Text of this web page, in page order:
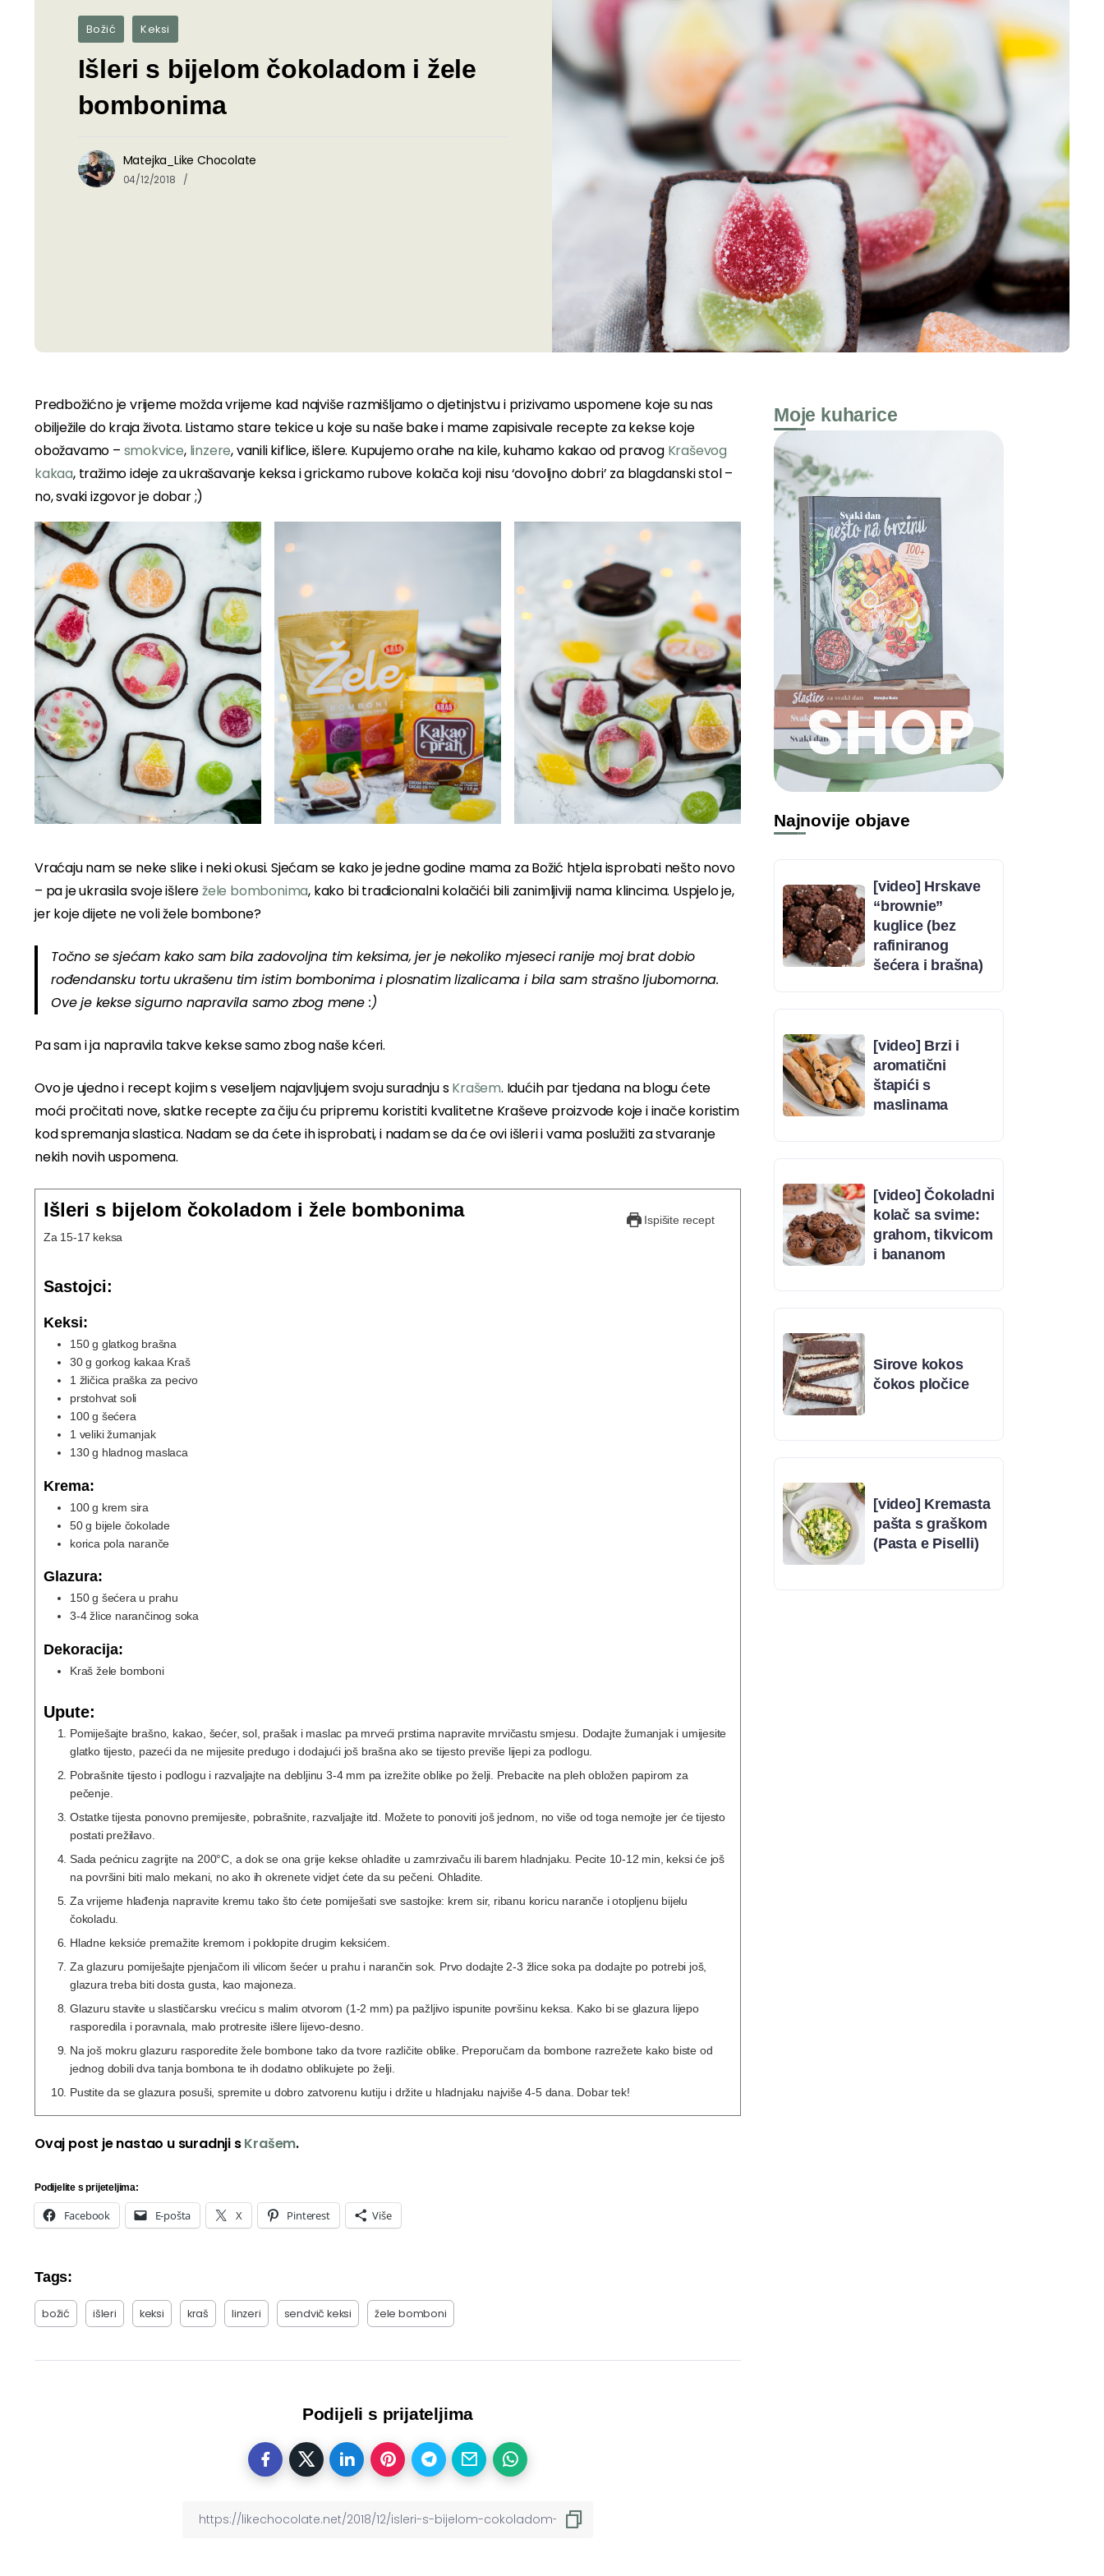
Božić Keksi
Išleri s bijelom čokoladom i žele
bombonima
Matejka_Like Chocolate
04/12/2018
Predbožićno je vrijeme možda vrijeme kad najviše razmišljamo o djetinjstvu i prizivamo uspomene koje su nas
obilježile do kraja života. Listamo stare tekice u koje su naše bake i mame zapisivale recepte za kekse koje
obožavamo – smokvice, linzere, vanili kiflice, išlere. Kupujemo orahe na kile, kuhamo kakao od pravog Kraševog
kakaa, tražimo ideje za ukrašavanje keksa i grickamo rubove kolača koji nisu ‘dovoljno dobri’ za blagdanski stol –
no, svaki izgovor je dobar ;)
Vraćaju nam se neke slike i neki okusi. Sjećam se kako je jedne godine mama za Božić htjela isprobati nešto novo
– pa je ukrasila svoje išlerežele bombonima, kako bi tradicionalni kolačići bili zanimljiviji nama klincima. Uspjelo je,
jer koje dijete ne voli žele bombone?
Točno se sjećam kako sam bila zadovoljna tim keksima, jer je nekoliko mjeseci ranije moj brat dobio
rođendansku tortu ukrašenu tim istim bombonima i plosnatim lizalicama i bila sam strašno ljubomorna.
Ove je kekse sigurno napravila samo zbog mene :)
Pa sam i ja napravila takve kekse samo zbog naše kćeri.
Ovo je ujedno i recept kojim s veseljem najavljujem svoju suradnju sKrašem. Idućih par tjedana na blogu ćete
moći pročitati nove, slatke recepte za čiju ću pripremu koristiti kvalitetne Kraševe proizvode koje i inače koristim
kod spremanja slastica. Nadam se da ćete ih isprobati, i nadam se da će ovi išleri i vama poslužiti za stvaranje
nekih novih uspomena.
Ispišite recept
Išleri s bijelom čokoladom i žele bombonima
Za 15-17 keksa
Sastojci:
Keksi:
150 g glatkog brašna
30 g gorkog kakaa Kraš
1 žličica praška za pecivo
prstohvat soli
100 g šećera
1 veliki žumanjak
130 g hladnog maslaca
Krema:
100 g krem sira
50 g bijele čokolade
korica pola naranče
Glazura:
150 g šećera u prahu
3-4 žlice narančinog soka
Dekoracija:
Kraš žele bomboni
Upute:
Pomiješajte brašno, kakao, šećer, sol, prašak i maslac pa mrveći prstima napravite mrvičastu smjesu. Dodajte žumanjak i umijesite
glatko tijesto, pazeći da ne mijesite predugo i dodajući još brašna ako se tijesto previše lijepi za podlogu.
Pobrašnite tijesto i podlogu i razvaljajte na debljinu 3-4 mm pa izrežite oblike po želji. Prebacite na pleh obložen papirom za
pečenje.
Ostatke tijesta ponovno premijesite, pobrašnite, razvaljajte itd. Možete to ponoviti još jednom, no više od toga nemojte jer će tijesto
postati prežilavo.
Sada pećnicu zagrijte na 200°C, a dok se ona grije kekse ohladite u zamrzivaču ili barem hladnjaku. Pecite 10-12 min, keksi će još
na površini biti malo mekani, no ako ih okrenete vidjet ćete da su pečeni. Ohladite.
Za vrijeme hlađenja napravite kremu tako što ćete pomiješati sve sastojke: krem sir, ribanu koricu naranče i otopljenu bijelu
čokoladu.
Hladne keksiće premažite kremom i poklopite drugim keksićem.
Za glazuru pomiješajte pjenjačom ili vilicom šećer u prahu i narančin sok. Prvo dodajte 2-3 žlice soka pa dodajte po potrebi još,
glazura treba biti dosta gusta, kao majoneza.
Glazuru stavite u slastičarsku vrećicu s malim otvorom (1-2 mm) pa pažljivo ispunite površinu keksa. Kako bi se glazura lijepo
rasporedila i poravnala, malo protresite išlere lijevo-desno.
Na još mokru glazuru rasporedite žele bombone tako da tvore različite oblike. Preporučam da bombone razrežete kako biste od
jednog dobili dva tanja bombona te ih dodatno oblikujete po želji.
Pustite da se glazura posuši, spremite u dobro zatvorenu kutiju i držite u hladnjaku najviše 4-5 dana. Dobar tek!
Ovaj post je nastao u suradnji sKrašem.
Podijelite s prijeteljima:
Facebook E-pošta X Pinterest Više
Tags:
božić išleri keksi kraš linzeri sendvič keksi žele bomboni
Podijeli s prijateljima
Moje kuharice
SHOP
Najnovije objave
[video] Hrskave
“brownie”
kuglice (bez
rafiniranog
šećera i brašna)
[video] Brzi i
aromatični
štapići s
maslinama
[video] Čokoladni
kolač sa svime:
grahom, tikvicom
i bananom
Sirove kokos
čokos pločice
[video] Kremasta
pašta s graškom
(Pasta e Piselli)